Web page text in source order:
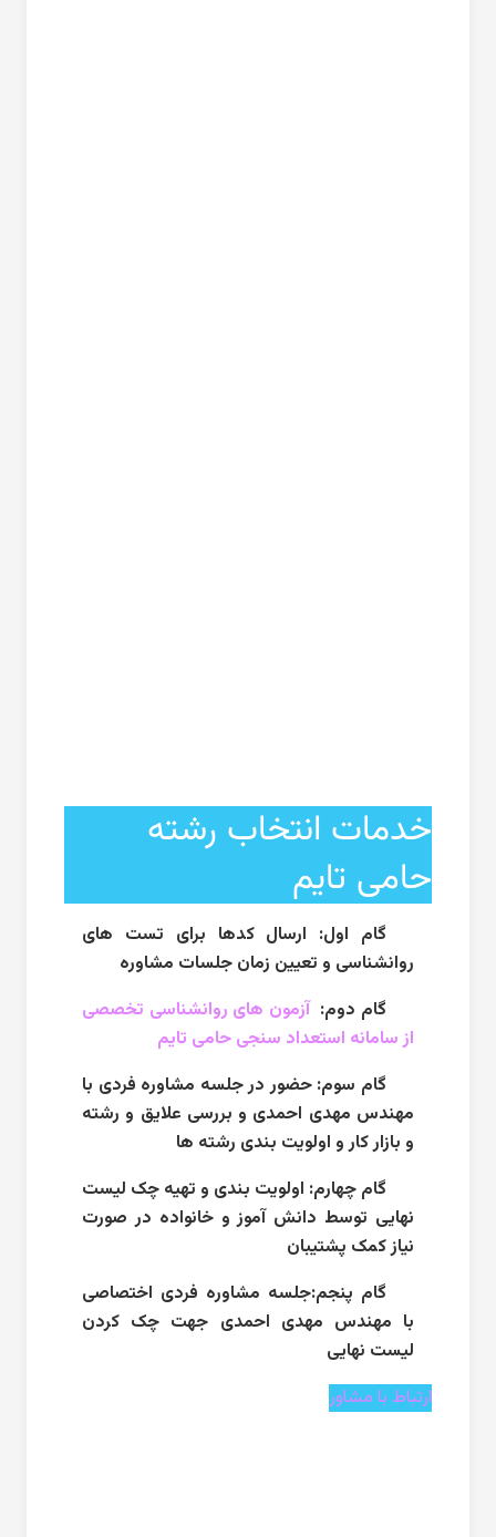
خدمات انتخاب رشته
حامی تایم
گام اول: ارسال کدها برای تست های
روانشناسی و تعیین زمان جلسات مشاوره
گام دوم: آزمون های روانشناسی تخصصی
از سامانه استعداد سنجی حامی تایم
گام سوم: حضور در جلسه مشاوره فردی با
مهندس مهدی احمدی و بررسی علایق و رشته
و بازار کار و اولویت بندی رشته ها
گام چهارم: اولویت بندی و تهیه چک لیست
نهایی توسط دانش آموز و خانواده در صورت
نیاز کمک پشتیبان
گام پنجم:جلسه مشاوره فردی اختصاصی
با مهندس مهدی احمدی جهت چک کردن
لیست نهایی
ارتباط با مشاور